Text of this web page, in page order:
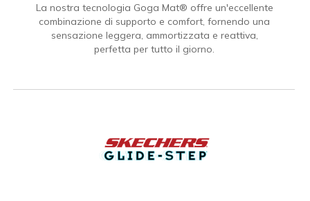
La nostra tecnologia Goga Mat® offre un'eccellente
combinazione di supporto e comfort, fornendo una
sensazione leggera, ammortizzata e reattiva,
perfetta per tutto il giorno.